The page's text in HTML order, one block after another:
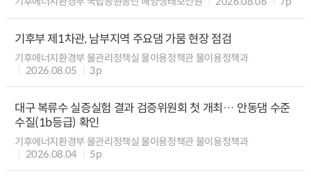
기후부 제1차관, 남부지역 주요댐 가뭄 현장 점검
기후에너지환경부 물관리정책실 물이용정책관 물이용정책과
2026.08.05
3p
대구 복류수 실증실험 결과 검증위원회 첫 개최… 안동댐 수준
수질(1b등급) 확인
기후에너지환경부 물관리정책실 물이용정책관 물이용정책과
2026.08.04
5p